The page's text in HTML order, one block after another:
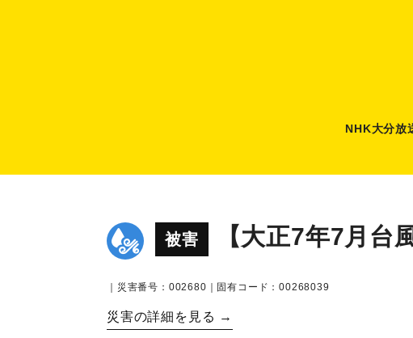
NHK大分放
被害 【大正7年7月台
｜災害番号：002680｜固有コード：00268039
災害の詳細を見る →